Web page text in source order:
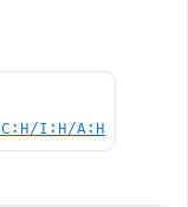
C:H/I:H/A:H